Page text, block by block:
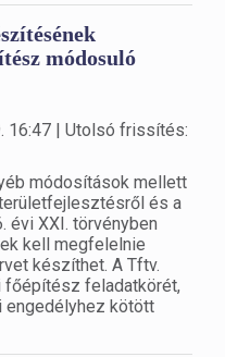
módosuló
16:47 | Utolsó frissítés:
módosítások mellett
és a
XXI. törvényben
kell megfelelnie
készíthet. A Tftv.
főépítész feladatkörét,
engedélyhez kötött